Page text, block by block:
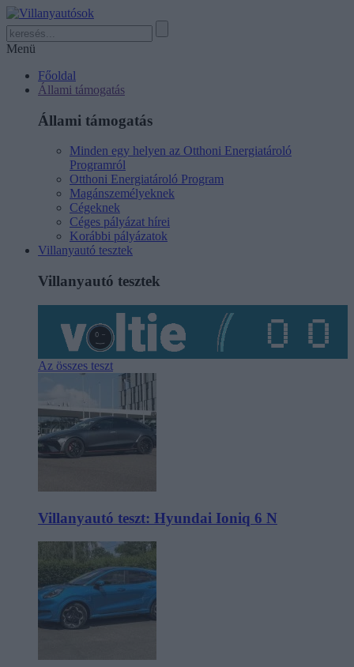
Menü
Főoldal
Állami támogatás
Állami támogatás
Minden egy helyen az Otthoni Energiatároló
Programról
Otthoni Energiatároló Program
Magánszemélyeknek
Cégeknek
Céges pályázat hírei
Korábbi pályázatok
Villanyautó tesztek
Villanyautó tesztek
Az összes teszt
Villanyautó teszt: Hyundai Ioniq 6 N